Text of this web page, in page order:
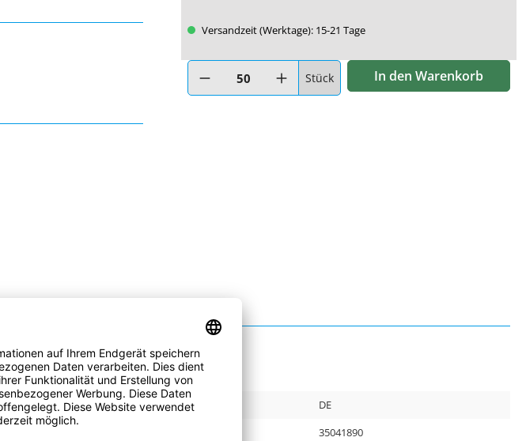
Versandzeit (Werktage): 15-21 Tage
Produkt Anzahl: Gib den gewünschten Wert ein oder benutze
Stück In den Warenkorb
Eigenschaften
Ursprungsland:
DE
35041890